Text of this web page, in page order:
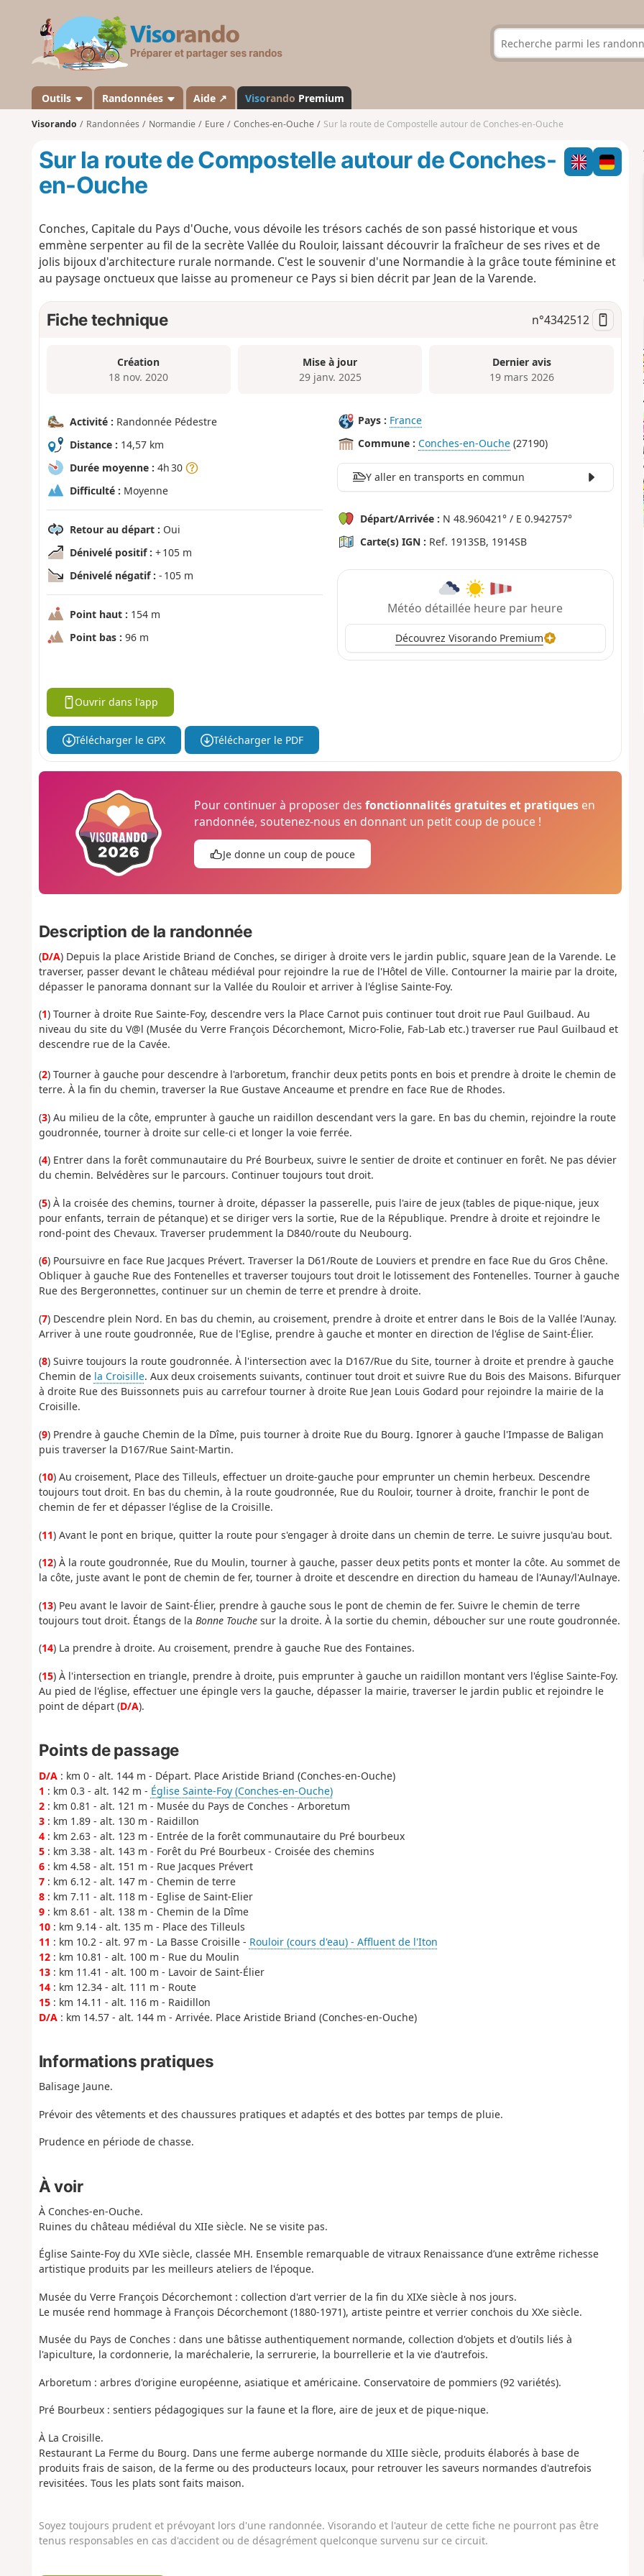
s
a
n
d
Outils Randonnées Aide ↗ Visorando Premium
Visorando Randonnées Normandie Eure Conches-en-Ouche Sur la route de Compostelle autour de Conches-en-Ouche
Sur la route de Compostelle autour de Conches-
en-Ouche
Conches, Capitale du Pays d'Ouche, vous dévoile les trésors cachés de son passé historique et vous
emmène serpenter au fil de la secrète Vallée du Rouloir, laissant découvrir la fraîcheur de ses rives et de
jolis bijoux d'architecture rurale normande. C'est le souvenir d'une Normandie à la grâce toute féminine et
au paysage onctueux que laisse au promeneur ce Pays si bien décrit par Jean de la Varende.
Fiche technique n°4342512
Création
18 nov. 2020
Mise à jour
29 janv. 2025
Dernier avis
19 mars 2026
Activité : Randonnée Pédestre
Distance : 14,57 km
Durée moyenne : 4h 30
Difficulté : Moyenne
Retour au départ : Oui
Dénivelé positif : + 105 m
Dénivelé négatif : - 105 m
Point haut : 154 m
Point bas : 96 m
Pays : France
Commune : Conches-en-Ouche (27190)
Y aller en transports en commun
Départ/Arrivée : N 48.960421° / E 0.942757°
Carte(s) IGN : Ref. 1913SB, 1914SB
Météo détaillée heure par heure
Découvrez Visorando Premium
Ouvrir dans l'app
Télécharger le GPX Télécharger le PDF
Pour continuer à proposer desfonctionnalités gratuites et pratiques en
randonnée, soutenez-nous en donnant un petit coup de pouce !
Je donne un coup de pouce
Description de la randonnée
(D/A) Depuis la place Aristide Briand de Conches, se diriger à droite vers le jardin public, square Jean de la Varende. Le
traverser, passer devant le château médiéval pour rejoindre la rue de l'Hôtel de Ville. Contourner la mairie par la droite,
dépasser le panorama donnant sur la Vallée du Rouloir et arriver à l'église Sainte-Foy.
(1) Tourner à droite Rue Sainte-Foy, descendre vers la Place Carnot puis continuer tout droit rue Paul Guilbaud. Au
niveau du site du V@l (Musée du Verre François Décorchemont, Micro-Folie, Fab-Lab etc.) traverser rue Paul Guilbaud et
descendre rue de la Cavée.
(2) Tourner à gauche pour descendre à l'arboretum, franchir deux petits ponts en bois et prendre à droite le chemin de
terre. À la fin du chemin, traverser la Rue Gustave Anceaume et prendre en face Rue de Rhodes.
(3) Au milieu de la côte, emprunter à gauche un raidillon descendant vers la gare. En bas du chemin, rejoindre la route
goudronnée, tourner à droite sur celle-ci et longer la voie ferrée.
(4) Entrer dans la forêt communautaire du Pré Bourbeux, suivre le sentier de droite et continuer en forêt. Ne pas dévier
du chemin. Belvédères sur le parcours. Continuer toujours tout droit.
(5) À la croisée des chemins, tourner à droite, dépasser la passerelle, puis l'aire de jeux (tables de pique-nique, jeux
pour enfants, terrain de pétanque) et se diriger vers la sortie, Rue de la République. Prendre à droite et rejoindre le
rond-point des Chevaux. Traverser prudemment la D840/route du Neubourg.
(6) Poursuivre en face Rue Jacques Prévert. Traverser la D61/Route de Louviers et prendre en face Rue du Gros Chêne.
Obliquer à gauche Rue des Fontenelles et traverser toujours tout droit le lotissement des Fontenelles. Tourner à gauche
Rue des Bergeronnettes, continuer sur un chemin de terre et prendre à droite.
(7) Descendre plein Nord. En bas du chemin, au croisement, prendre à droite et entrer dans le Bois de la Vallée l'Aunay.
Arriver à une route goudronnée, Rue de l'Eglise, prendre à gauche et monter en direction de l'église de Saint-Élier.
(8) Suivre toujours la route goudronnée. À l'intersection avec la D167/Rue du Site, tourner à droite et prendre à gauche
Chemin de la Croisille. Aux deux croisements suivants, continuer tout droit et suivre Rue du Bois des Maisons. Bifurquer
à droite Rue des Buissonnets puis au carrefour tourner à droite Rue Jean Louis Godard pour rejoindre la mairie de la
Croisille.
(9) Prendre à gauche Chemin de la Dîme, puis tourner à droite Rue du Bourg. Ignorer à gauche l'Impasse de Baligan
puis traverser la D167/Rue Saint-Martin.
(10) Au croisement, Place des Tilleuls, effectuer un droite-gauche pour emprunter un chemin herbeux. Descendre
toujours tout droit. En bas du chemin, à la route goudronnée, Rue du Rouloir, tourner à droite, franchir le pont de
chemin de fer et dépasser l'église de la Croisille.
(11) Avant le pont en brique, quitter la route pour s'engager à droite dans un chemin de terre. Le suivre jusqu'au bout.
(12) À la route goudronnée, Rue du Moulin, tourner à gauche, passer deux petits ponts et monter la côte. Au sommet de
la côte, juste avant le pont de chemin de fer, tourner à droite et descendre en direction du hameau de l'Aunay/l'Aulnaye.
(13) Peu avant le lavoir de Saint-Élier, prendre à gauche sous le pont de chemin de fer. Suivre le chemin de terre
toujours tout droit. Étangs de la Bonne Touchesur la droite. À la sortie du chemin, déboucher sur une route goudronnée.
(14) La prendre à droite. Au croisement, prendre à gauche Rue des Fontaines.
(15) À l'intersection en triangle, prendre à droite, puis emprunter à gauche un raidillon montant vers l'église Sainte-Foy.
Au pied de l'église, effectuer une épingle vers la gauche, dépasser la mairie, traverser le jardin public et rejoindre le
point de départ (D/A).
Points de passage
D/A: km 0 - alt. 144 m - Départ. Place Aristide Briand (Conches-en-Ouche)
1 : km 0.3 - alt. 142 m - Église Sainte-Foy (Conches-en-Ouche)
2: km 0.81 - alt. 121 m - Musée du Pays de Conches - Arboretum
3: km 1.89 - alt. 130 m - Raidillon
4: km 2.63 - alt. 123 m - Entrée de la forêt communautaire du Pré bourbeux
5: km 3.38 - alt. 143 m - Forêt du Pré Bourbeux - Croisée des chemins
6: km 4.58 - alt. 151 m - Rue Jacques Prévert
7: km 6.12 - alt. 147 m - Chemin de terre
8: km 7.11 - alt. 118 m - Eglise de Saint-Elier
9: km 8.61 - alt. 138 m - Chemin de la Dîme
10: km 9.14 - alt. 135 m - Place des Tilleuls
11 : km 10.2 - alt. 97 m - La Basse Croisille - Rouloir (cours d'eau) - Affluent de l'Iton
12: km 10.81 - alt. 100 m - Rue du Moulin
13: km 11.41 - alt. 100 m - Lavoir de Saint-Élier
14: km 12.34 - alt. 111 m - Route
15: km 14.11 - alt. 116 m - Raidillon
D/A: km 14.57 - alt. 144 m - Arrivée. Place Aristide Briand (Conches-en-Ouche)
Informations pratiques
Balisage Jaune.
Prévoir des vêtements et des chaussures pratiques et adaptés et des bottes par temps de pluie.
Prudence en période de chasse.
À voir
À Conches-en-Ouche.
Ruines du château médiéval du XIIe siècle. Ne se visite pas.
Église Sainte-Foy du XVIe siècle, classée MH. Ensemble remarquable de vitraux Renaissance d’une extrême richesse
artistique produits par les meilleurs ateliers de l'époque.
Musée du Verre François Décorchemont : collection d'art verrier de la fin du XIXe siècle à nos jours.
Le musée rend hommage à François Décorchemont (1880-1971), artiste peintre et verrier conchois du XXe siècle.
Musée du Pays de Conches : dans une bâtisse authentiquement normande, collection d'objets et d'outils liés à
l'apiculture, la cordonnerie, la maréchalerie, la serrurerie, la bourrellerie et la vie d'autrefois.
Arboretum : arbres d'origine européenne, asiatique et américaine. Conservatoire de pommiers (92 variétés).
Pré Bourbeux : sentiers pédagogiques sur la faune et la flore, aire de jeux et de pique-nique.
À La Croisille.
Restaurant La Ferme du Bourg. Dans une ferme auberge normande du XIIIe siècle, produits élaborés à base de
produits frais de saison, de la ferme ou des producteurs locaux, pour retrouver les saveurs normandes d'autrefois
revisitées. Tous les plats sont faits maison.
Soyez toujours prudent et prévoyant lors d'une randonnée. Visorando et l'auteur de cette fiche ne pourront pas être
tenus responsables en cas d'accident ou de désagrément quelconque survenu sur ce circuit.